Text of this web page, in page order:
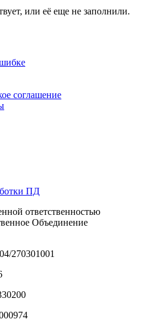
или её еще не заполнили.
соглашение
ПД
ответственностью
Объединение
270301001